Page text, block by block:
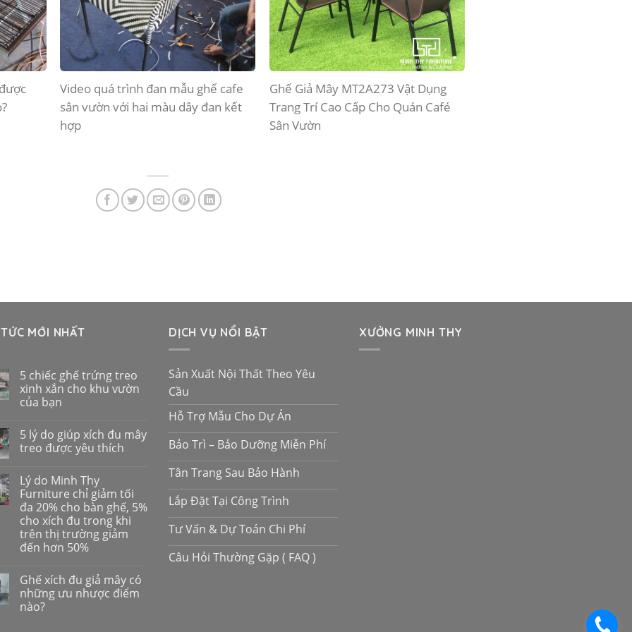
Đan thủ công ghế mây nhựa khung
nhôm nhìn đơn giản chứ không dễ
Minh Thy sản xuất hơn 1000 bộ bàn
ghế nhôm ốp đá mosaic cho resorts
ven biển
MỚI NHẤT
5 chiếc ghế trứng treo
xinh xắn cho khu vườn
của bạn
5 lý do giúp xích đu mây
treo được yêu thích
Lý do Minh Thy
Furniture chỉ giảm tối
đa 20% cho bàn ghế, 5%
cho xích đu trong khi
trên thị trường giảm
đến hơn 50%
Ghế xích đu giả mây có
những ưu nhược điểm
nào?
DỊCH VỤ NỔI BẬT
Sản Xuất Nội Thất Theo Yêu
Cầu
Hỗ Trợ Mẫu Cho Dự Án
Bảo Trì – Bảo Dưỡng Miễn Phí
Tân Trang Sau Bảo Hành
Lắp Đặt Tại Công Trình
Tư Vấn & Dự Toán Chi Phí
Câu Hỏi Thường Gặp ( FAQ )
XƯỞNG MINH THY
.